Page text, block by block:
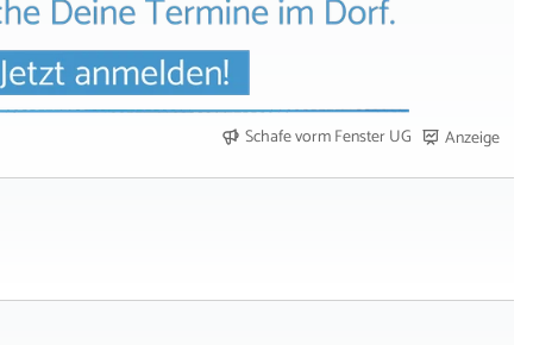
Schafe vorm Fenster UG Anzeige